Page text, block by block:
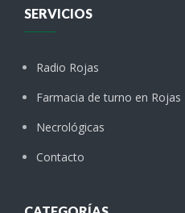
SERVICIOS
Radio Rojas
Farmacia de turno en Rojas
Necrológicas
Contacto